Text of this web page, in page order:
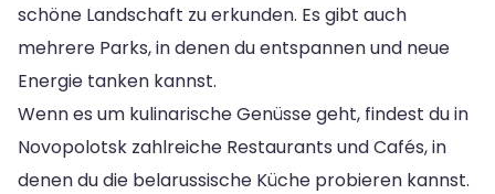
schöne Landschaft zu erkunden. Es gibt auch
mehrere Parks, in denen du entspannen und neue
Energie tanken kannst.
Wenn es um kulinarische Genüsse geht, findest du in
Novopolotsk zahlreiche Restaurants und Cafés, in
denen du die belarussische Küche probieren kannst.